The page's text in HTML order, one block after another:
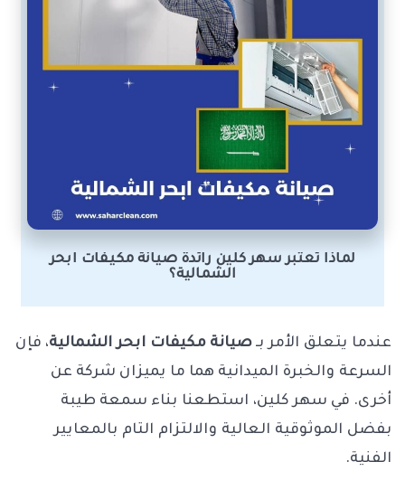
لماذا تعتبر سهر كلين رائدة صيانة مكيفات ابحر
الشمالية؟
عندما يتعلق الأمر بـ صيانة مكيفات ابحر الشمالية، فإن
السرعة والخبرة الميدانية هما ما يميزان شركة عن
أخرى. في سهر كلين، استطعنا بناء سمعة طيبة
بفضل الموثوقية العالية والالتزام التام بالمعايير
الفنية.